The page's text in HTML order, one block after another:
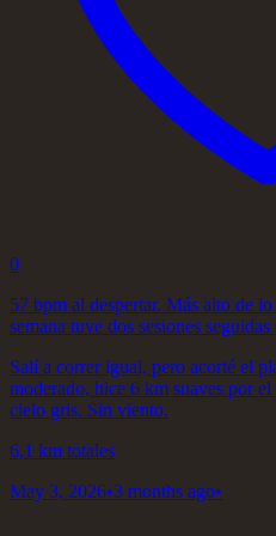
0
57 bpm al despertar. Más alto de
semana tuve dos sesiones
Salí a correr igual, pero acorté el
moderado, hice 6 km suaves por
cielo gris. Sin viento.
6,1 km totales
May 3, 2026•3 months ago•